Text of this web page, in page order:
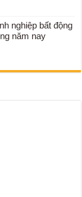
nghiệp bất động
năm nay